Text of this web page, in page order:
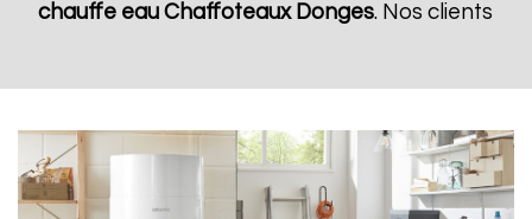
chauffe eau Chaffoteaux Donges. Nos clients